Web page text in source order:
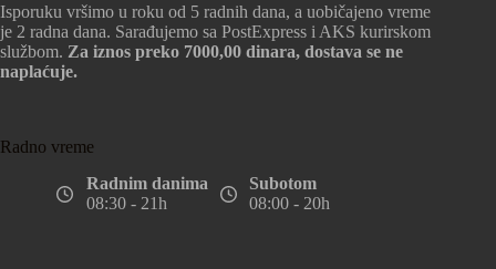
Isporuku vršimo u roku od 5 radnih dana, a uobičajeno vreme
je 2 radna dana. Sarađujemo sa PostExpress i AKS kurirskom
službom. Za iznos preko 7000,00 dinara, dostava se ne
naplaćuje.
Radno vreme
Radnim danima
08:30 - 21h
Subotom
08:00 - 20h